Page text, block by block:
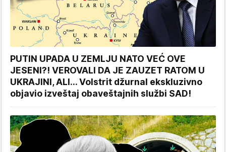
PUTIN UPADA U ZEMLJU NATO VEĆ OVE
JESENI?! VEROVALI DA JE ZAUZET RATOM U
UKRAJINI, ALI... Volstrit džurnal ekskluzivno
objavio izveštaj obaveštajnih službi SAD!